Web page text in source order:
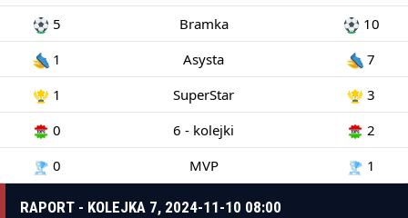
5
Bramka
10
1
Asysta
7
1
SuperStar
3
0
6 - kolejki
2
0
MVP 1
RAPORT - KOLEJKA 7, 2024-11-10 08:00